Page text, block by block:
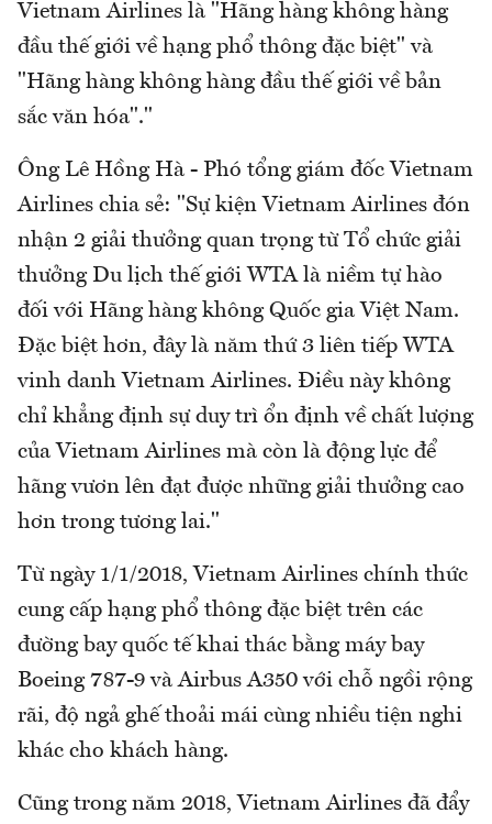
Vietnam Airlines là "Hãng hàng không hàng
đầu thế giới về hạng phổ thông đặc biệt" và
"Hãng hàng không hàng đầu thế giới về bản
sắc văn hóa"."
Ông Lê Hồng Hà - Phó tổng giám đốc Vietnam
Airlines chia sẻ: "Sự kiện Vietnam Airlines đón
nhận 2 giải thưởng quan trọng từ Tổ chức giải
thưởng Du lịch thế giới WTA là niềm tự hào
đối với Hãng hàng không Quốc gia Việt Nam.
Đặc biệt hơn, đây là năm thứ 3 liên tiếp WTA
vinh danh Vietnam Airlines. Điều này không
chỉ khẳng định sự duy trì ổn định về chất lượng
của Vietnam Airlines mà còn là động lực để
hãng vươn lên đạt được những giải thưởng cao
hơn trong tương lai."
Từ ngày 1/1/2018, Vietnam Airlines chính thức
cung cấp hạng phổ thông đặc biệt trên các
đường bay quốc tế khai thác bằng máy bay
Boeing 787-9 và Airbus A350 với chỗ ngồi rộng
rãi, độ ngả ghế thoải mái cùng nhiều tiện nghi
khác cho khách hàng.
Cũng trong năm 2018, Vietnam Airlines đã đẩy